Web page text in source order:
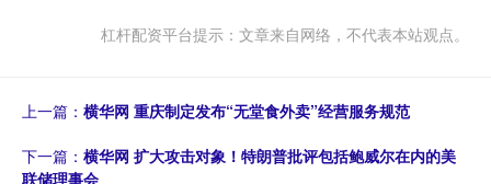
杠杆配资平台提示：文章来自网络，不代表本站观点。
上一篇： 横华网 重庆制定发布“无堂食外卖”经营服务规范
下一篇： 横华网 扩大攻击对象！特朗普批评包括鲍威尔在内的美
联储理事会